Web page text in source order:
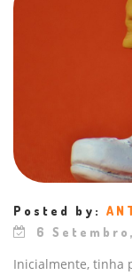
Posted by:
6
Inicialmente, tinha